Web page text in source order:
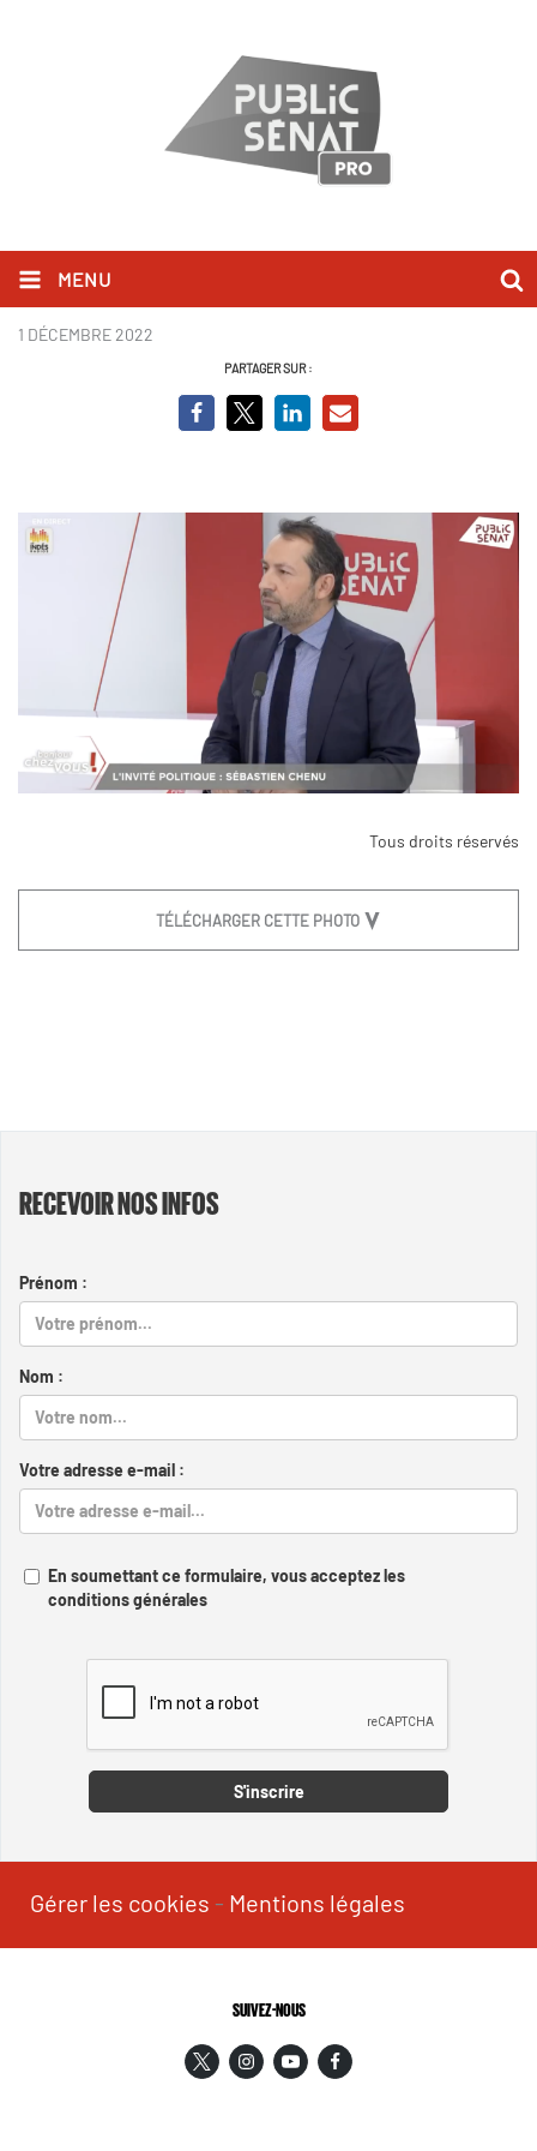
MENU
Sébastien Chenu - BCVO.png
1 DÉCEMBRE 2022
PARTAGER SUR :
Tous droits réservés
TÉLÉCHARGER CETTE PHOTO
RECEVOIR NOS INFOS
Prénom :
Nom :
Votre adresse e-mail :
En soumettant ce formulaire, vous acceptez les
conditions générales
S'inscrire
Gérer les cookies - Mentions légales
SUIVEZ-NOUS